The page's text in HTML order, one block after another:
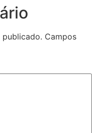
publicado. Campos